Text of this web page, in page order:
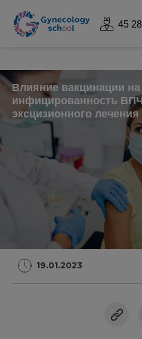
45
Влияние вакцинации на
инфицированность
эксцизионного
19.01.2023